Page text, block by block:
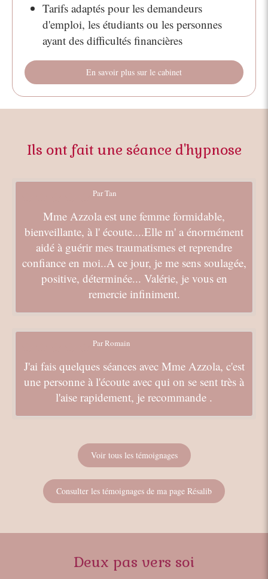
Tarifs adaptés pour les demandeurs
d'emploi, les étudiants ou les personnes
ayant des difficultés financières
En savoir plus sur le cabinet
Ils ont fait une séance d'hypnose
Par Tan
Mme Azzola est une femme formidable,
bienveillante, à l' écoute....Elle m' a énormément
aidé à guérir mes traumatismes et reprendre
confiance en moi..A ce jour, je me sens soulagée,
positive, déterminée... Valérie, je vous en
remercie infiniment.
Par Romain
J'ai fais quelques séances avec Mme Azzola, c'est
une personne à l'écoute avec qui on se sent très à
l'aise rapidement, je recommande .
Voir tous les témoignages
Consulter les témoignages de ma page Résalib
Deux pas vers soi